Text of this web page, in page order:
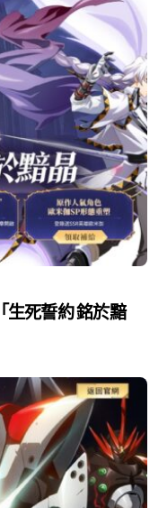
生死誓約 銘於黯